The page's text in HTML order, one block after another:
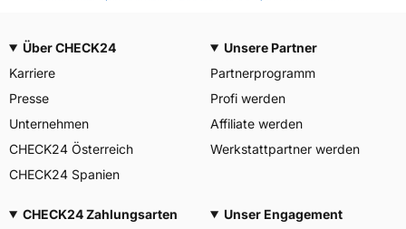
Über CHECK24
Karriere
Presse
Unternehmen
CHECK24 Österreich
CHECK24 Spanien
Unsere Partner
Partnerprogramm
Profi werden
Affiliate werden
Werkstattpartner werden
CHECK24 Zahlungsarten
Unser Engagement